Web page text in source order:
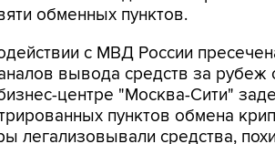
обменных пунктов.
с МВД России
вывода средств за
центре "Москва-Сити"
пунктов обмена
легализовывали средства,